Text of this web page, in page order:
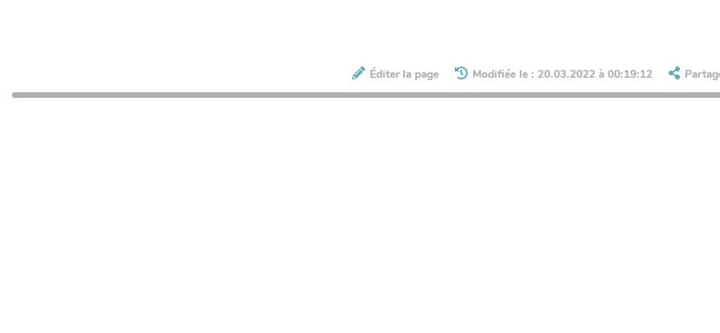
Éditer la page Modifiée le : 20.03.2022 à 00:19:12